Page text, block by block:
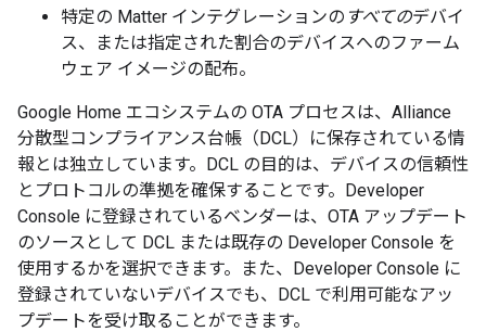
特定の Matter インテグレーションの すべてのデバイ
ス、または指定された割合のデバイスへのファーム
ウェア イメージの配布。
Google Home エコシステムの OTA プロセスは、 Alliance
分散型コンプライアンス台帳（DCL）に保存されている情
報とは独立しています。DCL の目的は、デバイスの信頼性
とプロトコルの準拠を確保することです。 Developer
Console に登録されているベンダーは、OTA アップデート
のソースとして DCL または既存の Developer Console を
使用するかを選択できます。また、 Developer Console に
登録されていないデバイスでも、DCL で利用可能なアッ
プデートを受け取ることができます。